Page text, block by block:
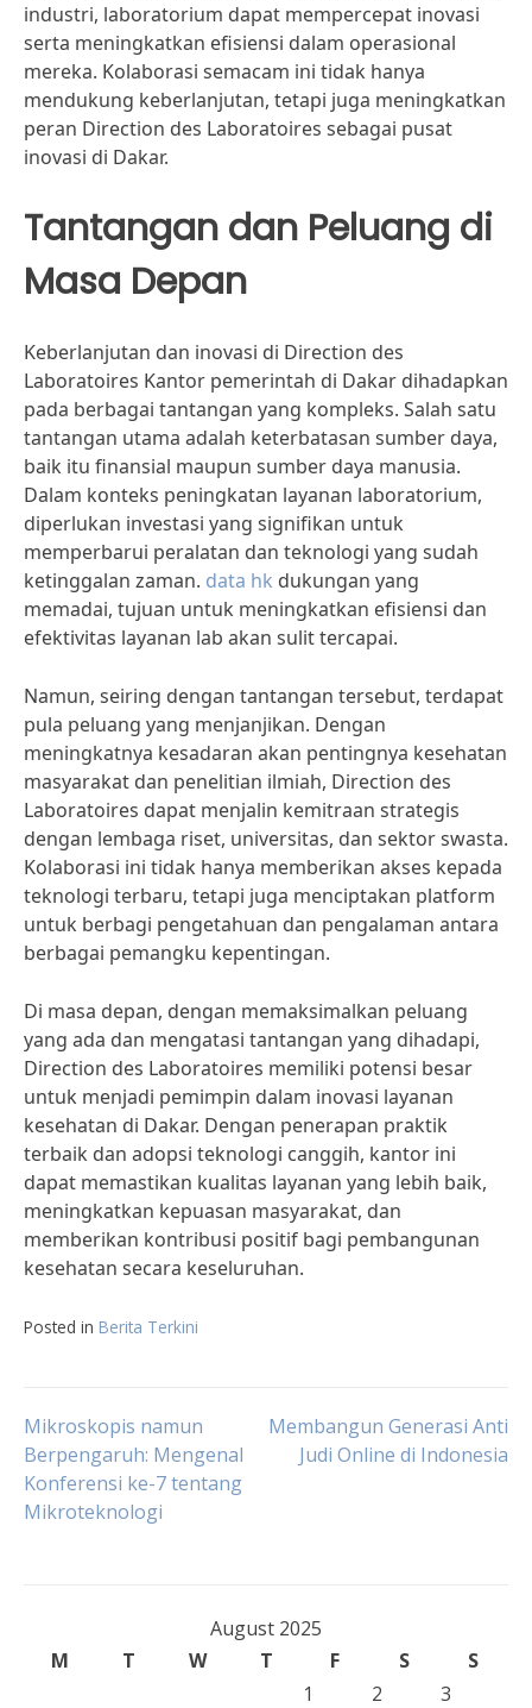
industri, laboratorium dapat mempercepat inovasi
serta meningkatkan efisiensi dalam operasional
mereka. Kolaborasi semacam ini tidak hanya
mendukung keberlanjutan, tetapi juga meningkatkan
peran Direction des Laboratoires sebagai pusat
inovasi di Dakar.
Tantangan dan Peluang di
Masa Depan
Keberlanjutan dan inovasi di Direction des
Laboratoires Kantor pemerintah di Dakar dihadapkan
pada berbagai tantangan yang kompleks. Salah satu
tantangan utama adalah keterbatasan sumber daya,
baik itu finansial maupun sumber daya manusia.
Dalam konteks peningkatan layanan laboratorium,
diperlukan investasi yang signifikan untuk
memperbarui peralatan dan teknologi yang sudah
ketinggalan zaman. data hk dukungan yang
memadai, tujuan untuk meningkatkan efisiensi dan
efektivitas layanan lab akan sulit tercapai.
Namun, seiring dengan tantangan tersebut, terdapat
pula peluang yang menjanjikan. Dengan
meningkatnya kesadaran akan pentingnya kesehatan
masyarakat dan penelitian ilmiah, Direction des
Laboratoires dapat menjalin kemitraan strategis
dengan lembaga riset, universitas, dan sektor swasta.
Kolaborasi ini tidak hanya memberikan akses kepada
teknologi terbaru, tetapi juga menciptakan platform
untuk berbagi pengetahuan dan pengalaman antara
berbagai pemangku kepentingan.
Di masa depan, dengan memaksimalkan peluang
yang ada dan mengatasi tantangan yang dihadapi,
Direction des Laboratoires memiliki potensi besar
untuk menjadi pemimpin dalam inovasi layanan
kesehatan di Dakar. Dengan penerapan praktik
terbaik dan adopsi teknologi canggih, kantor ini
dapat memastikan kualitas layanan yang lebih baik,
meningkatkan kepuasan masyarakat, dan
memberikan kontribusi positif bagi pembangunan
kesehatan secara keseluruhan.
Posted in Berita Terkini
Post
navigation
Mikroskopis namun
Berpengaruh: Mengenal
Konferensi ke-7 tentang
Mikroteknologi
Membangun Generasi Anti
Judi Online di Indonesia
August 2025
M
T W T F S
S
1
2
3